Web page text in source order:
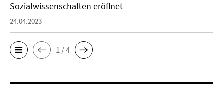
Sozialwissenschaften eröffnet
24.04.2023
1 / 4